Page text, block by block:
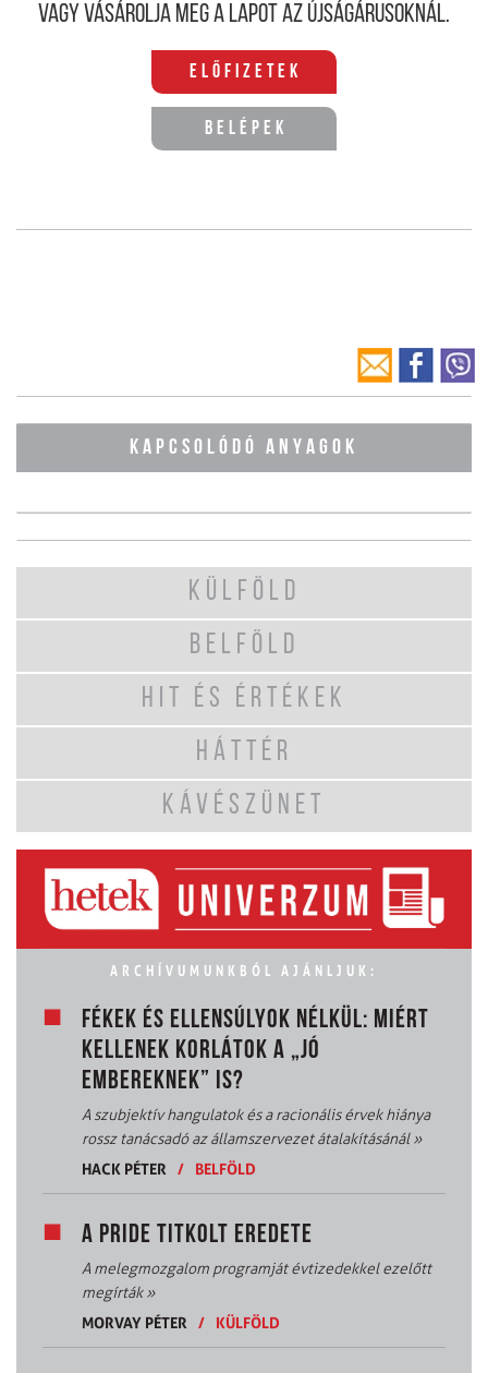
Vagy vásárolja meg a lapot az újságárusoknál.
Előfizetek
Belépek
KAPCSOLÓDÓ ANYAGOK
KÜLFÖLD
BELFÖLD
HIT ÉS ÉRTÉKEK
HÁTTÉR
KÁVÉSZÜNET
ARCHÍVUMUNKBÓL AJÁNLJUK:
FÉKEK ÉS ELLENSÚLYOK NÉLKÜL: MIÉRT
KELLENEK KORLÁTOK A „JÓ
EMBEREKNEK” IS?
A szubjektív hangulatok és a racionális érvek hiánya
rossz tanácsadó az államszervezet átalakításánál»
HACK PÉTER
/ BELFÖLD
A PRIDE TITKOLT EREDETE
A melegmozgalom programját évtizedekkel ezelőtt
megírták»
MORVAY PÉTER
/ KÜLFÖLD